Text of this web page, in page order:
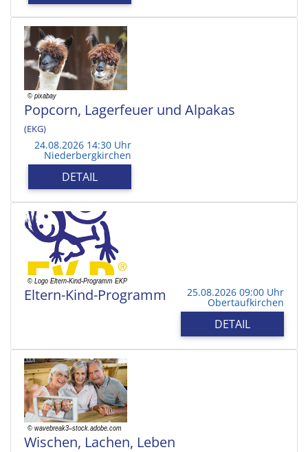
Popcorn, Lagerfeuer und Alpakas
(EKG)
24.08.2026 14:30 Uhr
Niederbergkirchen
DETAIL
Eltern-Kind-Programm 25.08.2026 09:00 Uhr
Obertaufkirchen
DETAIL
Wischen, Lachen, Leben